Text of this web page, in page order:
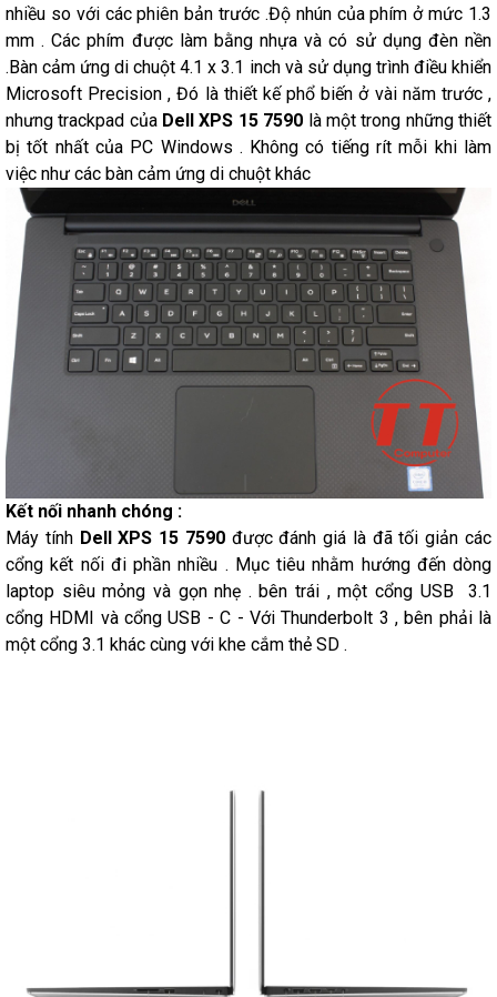
nhiều so với các phiên bản trước .Độ nhún của phím ở mức 1.3
mm . Các phím được làm bằng nhựa và có sử dụng đèn nền
.Bàn cảm ứng di chuột 4.1 x 3.1 inch và sử dụng trình điều khiển
Microsoft Precision , Đó là thiết kế phổ biến ở vài năm trước ,
nhưng trackpad của Dell XPS 15 7590 là một trong những thiết
bị tốt nhất của PC Windows . Không có tiếng rít mỗi khi làm
việc như các bàn cảm ứng di chuột khác
Kết nối nhanh chóng :
Máy tính Dell XPS 15 7590được đánh giá là đã tối giản các
cổng kết nối đi phần nhiều . Mục tiêu nhằm hướng đến dòng
laptop siêu mỏng và gọn nhẹ . bên trái , một cổng USB 3.1
cổng HDMI và cổng USB - C - Với Thunderbolt 3 , bên phải là
một cổng 3.1 khác cùng với khe cắm thẻ SD .